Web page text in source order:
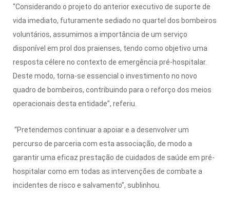
“Considerando o projeto do anterior executivo de suporte de
vida imediato, futuramente sediado no quartel dos bombeiros
voluntários, assumimos a importância de um serviço
disponível em prol dos praienses, tendo como objetivo uma
resposta célere no contexto de emergência pré-hospitalar.
Deste modo, torna-se essencial o investimento no novo
quadro de bombeiros, contribuindo para o reforço dos meios
operacionais desta entidade”, referiu.
“Pretendemos continuar a apoiar e a desenvolver um
percurso de parceria com esta associação, de modo a
garantir uma eficaz prestação de cuidados de saúde em pré-
hospitalar como em todas as intervenções de combate a
incidentes de risco e salvamento”, sublinhou.